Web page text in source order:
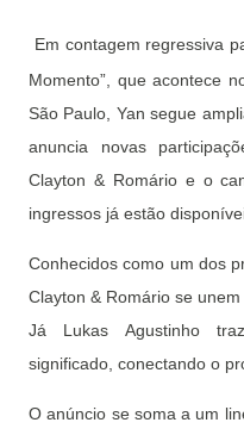
Em contagem regressiva
Momento”, que acontece
São Paulo, Yan segue
anuncia novas
Clayton & Romário e o
ingressos já estão
Conhecidos como um dos
Clayton & Romário se
Já Lukas Agustinho
significado, conectando o
O anúncio se soma a um